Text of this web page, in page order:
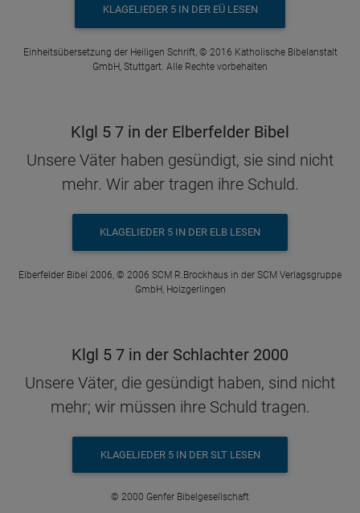
KLAGELIEDER 5 IN DER EÜ LESEN
Einheitsübersetzung der Heiligen Schrift, © 2016 Katholische Bibelanstalt
GmbH, Stuttgart. Alle Rechte vorbehalten
Klgl 5 7 in der Elberfelder Bibel
Unsere Väter haben gesündigt, sie sind nicht
mehr. Wir aber tragen ihre Schuld.
KLAGELIEDER 5 IN DER ELB LESEN
Elberfelder Bibel 2006, © 2006 SCM R.Brockhaus in der SCM Verlagsgruppe
GmbH, Holzgerlingen
Klgl 5 7 in der Schlachter 2000
Unsere Väter, die gesündigt haben, sind nicht
mehr; wir müssen ihre Schuld tragen.
KLAGELIEDER 5 IN DER SLT LESEN
© 2000 Genfer Bibelgesellschaft